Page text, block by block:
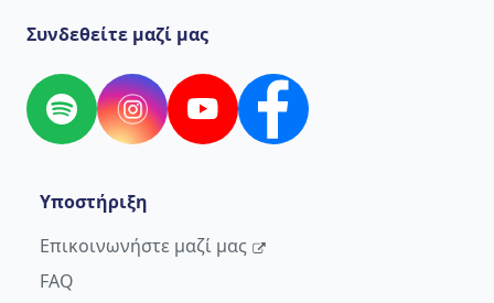
Συνδεθείτε μαζί μας
Spotify InstagramYouTube Facebook
Υποστήριξη
Επικοινωνήστε μαζί μας
FAQ